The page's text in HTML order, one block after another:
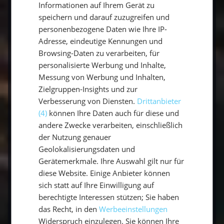
Dein Traumurlaub auf Mallorca wartet
Kombiniere Segelabenteuer mit kulturellen
Highlights und entdecke Mallorca von seiner
authentischsten Seite. Ob du die traditionelle
Fiesta de Sant Antoni erlebst oder die Copa
del Rey de Vela verfolgst – deine Segelyacht
ist der perfekte Ausgangspunkt.
Jetzt Segelyacht mieten und Mallorca
erleben:Starte dein Abenteuer auf den
Balearen und genieße das Beste aus Kultur,
Segeln und traumhaften Landschaften. Dein
unvergesslicher Segelurlaub wartet auf dich!
Jetzt buchen
Informationen auf Ihrem Gerät zu
speichern und darauf zuzugreifen und
personenbezogene Daten wie Ihre IP-
Adresse, eindeutige Kennungen und
Browsing-Daten zu verarbeiten, für
personalisierte Werbung und Inhalte,
Messung von Werbung und Inhalten,
Zielgruppen-Insights und zur
Verbesserung von Diensten. Drittanbieter
(4) können Ihre Daten auch für diese und
andere Zwecke verarbeiten, einschließlich
der Nutzung genauer
Geolokalisierungsdaten und
Gerätemerkmale. Ihre Auswahl gilt nur für
diese Website. Einige Anbieter können
sich statt auf Ihre Einwilligung auf
berechtigte Interessen stützen; Sie haben
das Recht, in denWerbeeinstellungen
Widerspruch einzulegen. Sie können Ihre